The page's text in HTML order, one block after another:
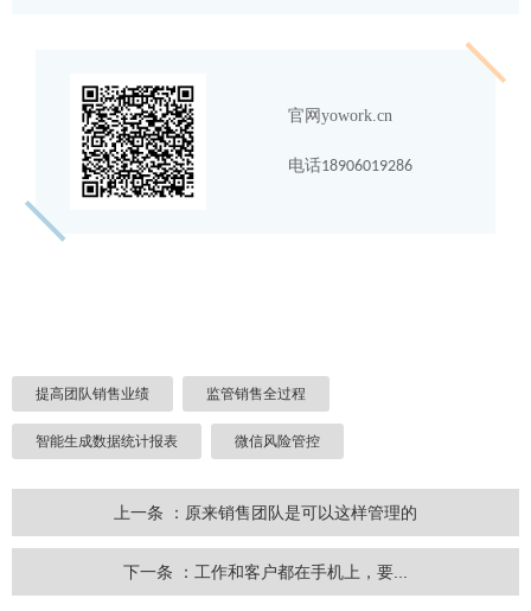
官网yowork.cn
电话18906019286
提高团队销售业绩 监管销售全过程
智能生成数据统计报表 微信风险管控
上一条 ：原来销售团队是可以这样管理的
下一条 ：工作和客户都在手机上，要...